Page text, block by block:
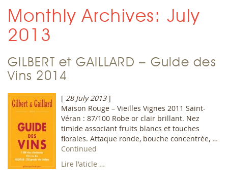
Monthly Archives: July
2013
GILBERT et GAILLARD – Guide des
Vins 2014
[ 28 July 2013 ]
Maison Rouge – Vieilles Vignes 2011 Saint-
Véran : 87/100 Robe or clair brillant. Nez
timide associant fruits blancs et touches
florales. Attaque ronde, bouche concentrée, …
Continued
Lire l'aticle …